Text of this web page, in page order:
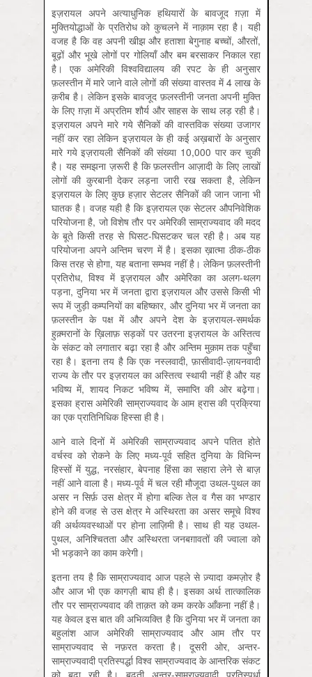
इज़रायल अपने अत्याधुनिक हथियारों के बावजूद ग़ज़ा में
मुक्तियोद्धाओं के प्रतिरोध को कुचलने में नाक़ाम रहा है। यही
वजह है कि वह अपनी खीझ और हताशा बेगुनाह बच्चों, औरतों,
बूढ़ों और भूखे लोगों पर गोलियाँ और बम बरसाकर निकाल रहा
है। एक अमेरिकी विश्वविद्यालय की रपट के ही अनुसार
फ़लस्तीन में मारे जाने वाले लोगों की संख्या वास्तव में 4 लाख के
क़रीब है। लेकिन इसके बावजूद फ़लस्तीनी जनता अपनी मुक्ति
के लिए ग़ज़ा में अप्रतिम शौर्य और साहस के साथ लड़ रही है।
इज़रायल अपने मारे गये सैनिकों की वास्तविक संख्या उजागर
नहीं कर रहा लेकिन इज़रायल के ही कई अख़बारों के अनुसार
मारे गये इज़रायली सैनिकों की संख्या 10,000 पार कर चुकी
है। यह समझना ज़रूरी है कि फ़लस्तीन आज़ादी के लिए लाखों
लोगों की कुरबानी देकर लड़ना जारी रख सकता है, लेकिन
इज़रायल के लिए कुछ हज़ार सेटलर सैनिकों की जान जाना भी
घातक है। वजह यही है कि इज़रायल एक सेटलर औपनिवेशिक
परियोजना है, जो विशेष तौर पर अमेरिकी साम्राज्यवाद की मदद
के बूते किसी तरह से घिसट-घिसटकर चल रही है। अब यह
परियोजना अपने अन्तिम चरण में है। इसका ख़ात्मा ठीक-ठीक
किस तरह से होगा, यह बताना सम्भव नहीं है। लेकिन फ़लस्तीनी
प्रतिरोध, विश्व में इज़रायल और अमेरिका का अलग-थलग
पड़ना, दुनिया भर में जनता द्वारा इज़रायल और उससे किसी भी
रूप में जुड़ी कम्पनियों का बहिष्कार, और दुनिया भर में जनता का
फ़लस्तीन के पक्ष में और अपने देश के इज़रायल-समर्थक
हुक़्मरानों के ख़िलाफ़ सड़कों पर उतरना इज़रायल के अस्तित्व
के संकट को लगातार बढ़ा रहा है और अन्तिम मुक़ाम तक पहुँचा
रहा है। इतना तय है कि एक नस्लवादी, फ़ासीवादी-ज़ायनवादी
राज्य के तौर पर इज़रायल का अस्तित्व स्थायी नहीं है और यह
भविष्य में, शायद निकट भविष्य में, समाप्ति की ओर बढ़ेगा।
इसका ह्रास अमेरिकी साम्राज्यवाद के आम ह्रास की प्रक्रिया
का एक प्रातिनिधिक हिस्सा ही है।
आने वाले दिनों में अमेरिकी साम्राज्यवाद अपने पतित होते
वर्चस्व को रोकने के लिए मध्य-पूर्व सहित दुनिया के विभिन्न
हिस्सों में युद्ध, नरसंहार, बेपनाह हिंसा का सहारा लेने से बाज़
नहीं आने वाला है। मध्य-पूर्व में चल रही मौजूदा उथल-पुथल का
असर न सिर्फ़ उस क्षेत्र में होगा बल्कि तेल व गैस का भण्डार
होने की वजह से उस क्षेत्र मे अस्थिरता का असर समूचे विश्व
की अर्थव्यवस्थाओं पर होना लाज़िमी है। साथ ही यह उथल-
पुथल, अनिश्चितता और अस्थिरता जनबग़ावतों की ज्वाला को
भी भड़काने का काम करेगी।
इतना तय है कि साम्राज्यवाद आज पहले से ज़्यादा कमज़ोर है
और आज भी एक कागज़ी बाघ ही है। इसका अर्थ तात्कालिक
तौर पर साम्राज्यवाद की ताक़त को कम करके आँकना नहीं है।
यह केवल इस बात की अभिव्यक्ति है कि दुनिया भर में जनता का
बहुलांश आज अमेरिकी साम्राज्यवाद और आम तौर पर
साम्राज्यवाद से नफ़रत करता है। दूसरी ओर, अन्तर-
साम्राज्यवादी प्रतिस्पर्द्धा विश्व साम्राज्यवाद के आन्तरिक संकट